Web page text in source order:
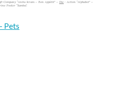
Company “Anita Jeram – Bon Appétit” – Die : Action “Alphabet” –
Pooler “Samba”.
Pets